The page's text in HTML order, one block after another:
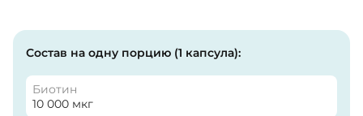
Состав на одну порцию (1 капсула):
Биотин
10 000 мкг